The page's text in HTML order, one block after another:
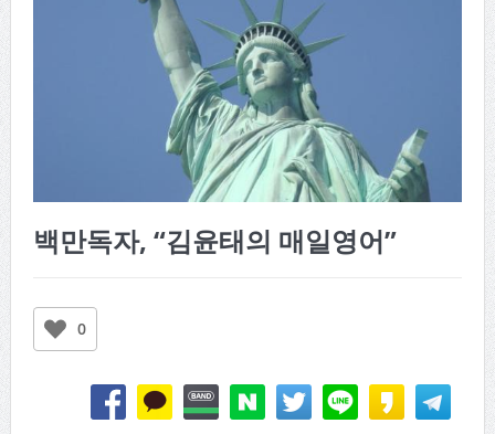
백만독자, “김윤태의 매일영어”
0